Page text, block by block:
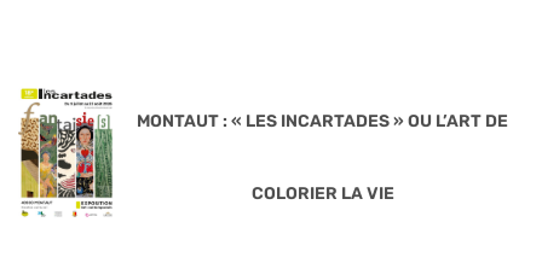
MONTAUT : « LES INCARTADES » OU L’ART DE
COLORIER LA VIE